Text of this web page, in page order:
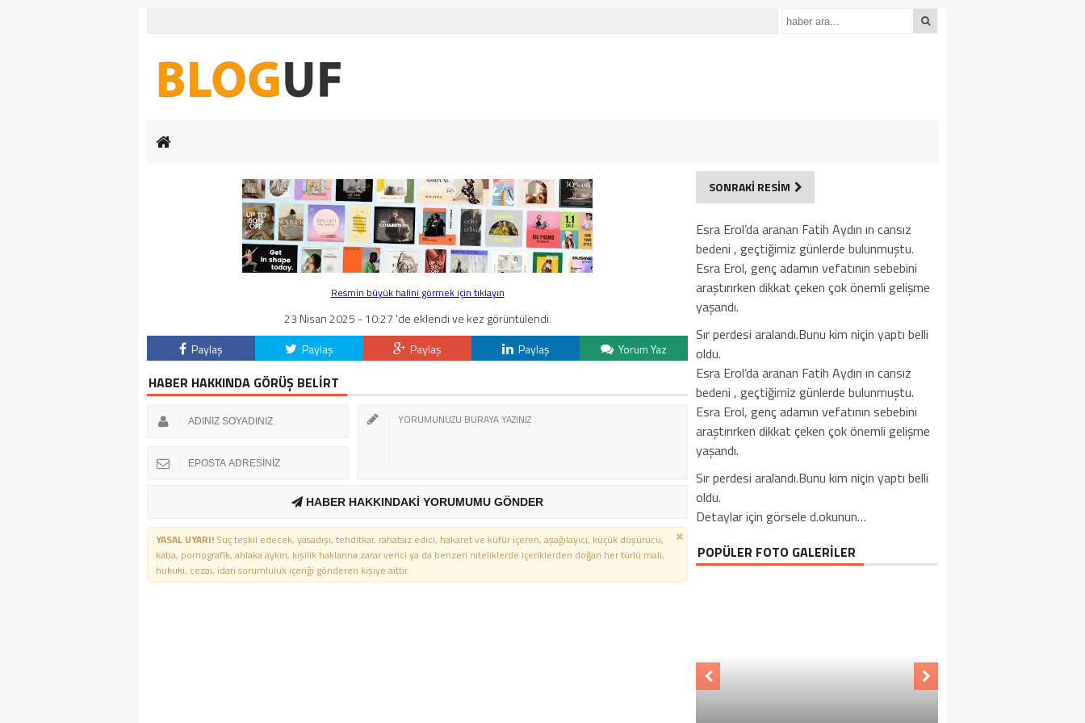
Resmin büyük halini görmek için tıklayın
23 Nisan 2025 - 10:27 'de eklendi ve kez görüntülendi.
Paylaş
Paylaş Paylaş Paylaş Yorum Yaz
HABER HAKKINDA GÖRÜŞ BELİRT
HABER HAKKINDAKİ YORUMUMU GÖNDER
YASAL UYARI! Suç teşkil edecek, yasadışı, tehditkar, rahatsız edici, hakaret ve küfür içeren, aşağılayıcı, küçük düşürücü,
kaba, pornografik, ahlaka aykırı, kişilik haklarına zarar verici ya da benzeri niteliklerde içeriklerden doğan her türlü mali,
hukuki, cezai, idari sorumluluk içeriği gönderen kişiye aittir.
SONRAKİ RESİM
Esra Erol’da aranan Fatih Aydın ın cansız
bedeni , geçtiğimiz günlerde bulunmuştu.
Esra Erol, genç adamın vefatının sebebini
araştırırken dikkat çeken çok önemli gelişme
yaşandı.
Sır perdesi aralandı.Bunu kim niçin yaptı belli
oldu.
Esra Erol’da aranan Fatih Aydın ın cansız
bedeni , geçtiğimiz günlerde bulunmuştu.
Esra Erol, genç adamın vefatının sebebini
araştırırken dikkat çeken çok önemli gelişme
yaşandı.
Sır perdesi aralandı.Bunu kim niçin yaptı belli
oldu.
Detaylar için görsele d.okunun…
POPÜLER FOTO GALERİLER